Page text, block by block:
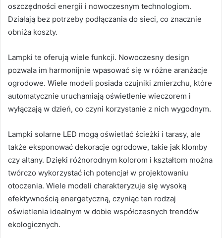
oszczędności energii i nowoczesnym technologiom.
Działają bez potrzeby podłączania do sieci, co znacznie
obniża koszty.
Lampki te oferują wiele funkcji. Nowoczesny design
pozwala im harmonijnie wpasować się w różne aranżacje
ogrodowe. Wiele modeli posiada czujniki zmierzchu, które
automatycznie uruchamiają oświetlenie wieczorem i
wyłączają w dzień, co czyni korzystanie z nich wygodnym.
Lampki solarne LED mogą oświetlać ścieżki i tarasy, ale
także eksponować dekoracje ogrodowe, takie jak klomby
czy altany. Dzięki różnorodnym kolorom i kształtom można
twórczo wykorzystać ich potencjał w projektowaniu
otoczenia. Wiele modeli charakteryzuje się wysoką
efektywnością energetyczną, czyniąc ten rodzaj
oświetlenia idealnym w dobie współczesnych trendów
ekologicznych.